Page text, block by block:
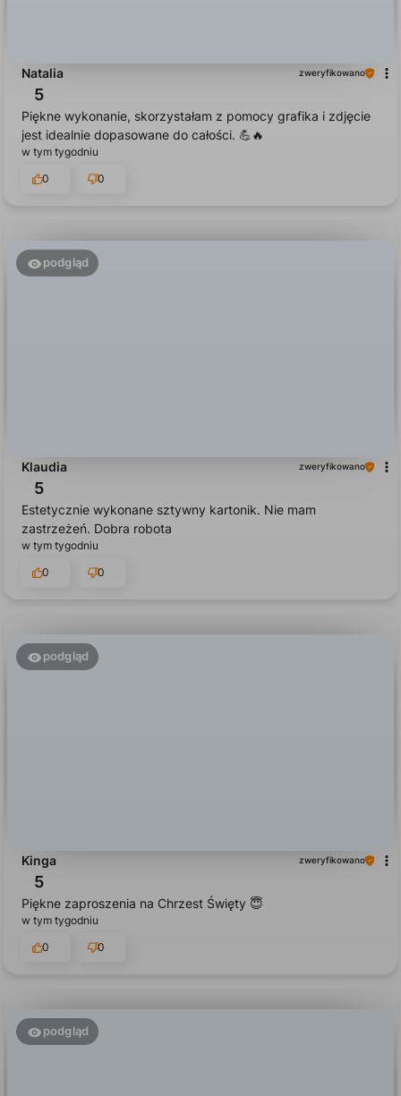
Natalia zweryfikowano
5
Piękne wykonanie, skorzystałam z pomocy grafika i zdjęcie
jest idealnie dopasowane do całości. 💪🔥
w tym tygodniu
0
0
podgląd
Klaudia zweryfikowano
5
Estetycznie wykonane sztywny kartonik. Nie mam
zastrzeżeń. Dobra robota
w tym tygodniu
0
0
podgląd
Kinga zweryfikowano
5
Piękne zaproszenia na Chrzest Święty 😇
w tym tygodniu
0
0
podgląd